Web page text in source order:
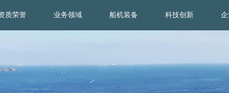
质荣誉 业务领域 船机装备 科技创新